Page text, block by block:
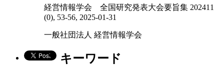
経営情報学会 全国研究発表大会要旨集 202411
(0), 53-56, 2025-01-31
一般社団法人 経営情報学会
キーワード